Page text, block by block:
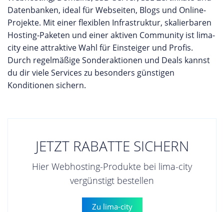
Datenbanken, ideal für Webseiten, Blogs und Online-
Projekte. Mit einer flexiblen Infrastruktur, skalierbaren
Hosting-Paketen und einer aktiven Community ist lima-
city eine attraktive Wahl für Einsteiger und Profis.
Durch regelmäßige Sonderaktionen und Deals kannst
du dir viele Services zu besonders günstigen
Konditionen sichern.
JETZT RABATTE SICHERN
Hier Webhosting-Produkte bei lima-city
vergünstigt bestellen
Zu lima-city